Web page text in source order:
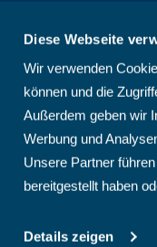
Diese Webseite
Wir verwenden
können und die
Außerdem geben wir
Werbung und
Unsere Partner
bereitgestellt haben
Details zeigen
AGB